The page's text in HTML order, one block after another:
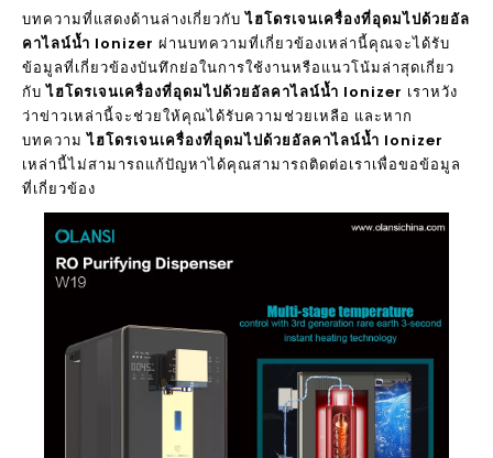
บทความที่แสดงด้านล่างเกี่ยวกับไฮโดรเจนเครื่องที่อุดมไปด้วยอัล
คาไลน์น้ำ Ionizer ผ่านบทความที่เกี่ยวข้องเหล่านี้คุณจะได้รับ
ข้อมูลที่เกี่ยวข้องบันทึกย่อในการใช้งานหรือแนวโน้มล่าสุดเกี่ยว
กับไฮโดรเจนเครื่องที่อุดมไปด้วยอัลคาไลน์น้ำ Ionizer เราหวัง
ว่าข่าวเหล่านี้จะช่วยให้คุณได้รับความช่วยเหลือ และหาก
บทความไฮโดรเจนเครื่องที่อุดมไปด้วยอัลคาไลน์น้ำ Ionizer
เหล่านี้ไม่สามารถแก้ปัญหาได้คุณสามารถติดต่อเราเพื่อขอข้อมูล
ที่เกี่ยวข้อง